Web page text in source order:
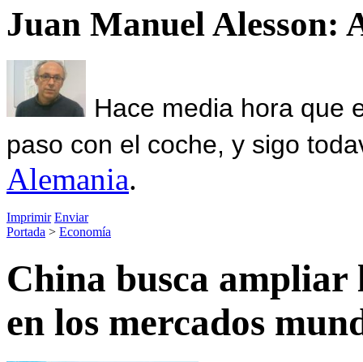
Juan Manuel Alesson:
Hace media hora que
paso con el coche, y sigo
Alemania.
Imprimir Enviar
Portada > Economía
China busca ampliar
en los mercados